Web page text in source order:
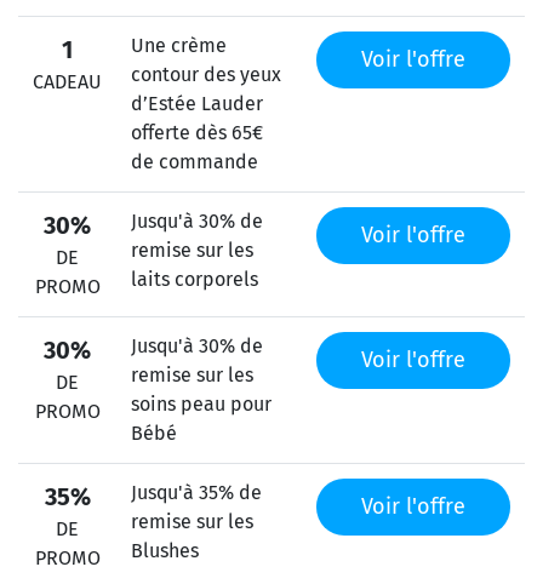
1
CADEAU
Une crème
contour des yeux
d’Estée Lauder
offerte dès 65€
de commande
Voir l'offre
30%
DE
PROMO
Jusqu'à 30% de
remise sur les
laits corporels
Voir l'offre
30%
DE
PROMO
Jusqu'à 30% de
remise sur les
soins peau pour
Bébé
Voir l'offre
35%
DE
PROMO
Jusqu'à 35% de
remise sur les
Blushes
Voir l'offre